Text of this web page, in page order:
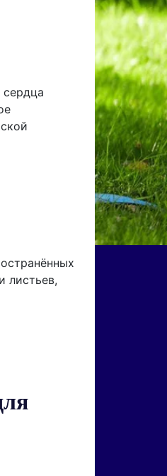
листьев,